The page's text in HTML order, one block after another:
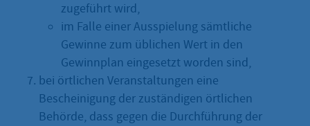
zugeführt wird,
im Falle einer Ausspielung sämtliche
Gewinne zum üblichen Wert in den
Gewinnplan eingesetzt worden sind,
bei örtlichen Veranstaltungen eine
Bescheinigung der zuständigen örtlichen
Behörde, dass gegen die Durchführung der